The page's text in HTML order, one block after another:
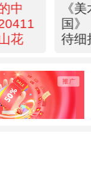
中
花
《
国》
待细